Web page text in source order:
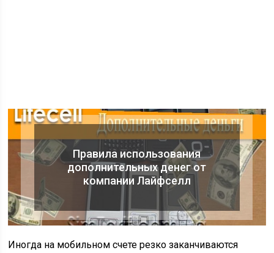
Правила использования
дополнительных денег от
компании Лайфселл
Иногда на мобильном счете резко заканчиваются